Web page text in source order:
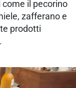
il pecorino
zafferano e
prodotti